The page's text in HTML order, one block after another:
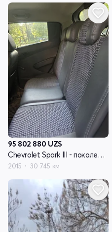
95 802 880 UZS
Chevrolet Spark III - поколение
2015 30 745 км